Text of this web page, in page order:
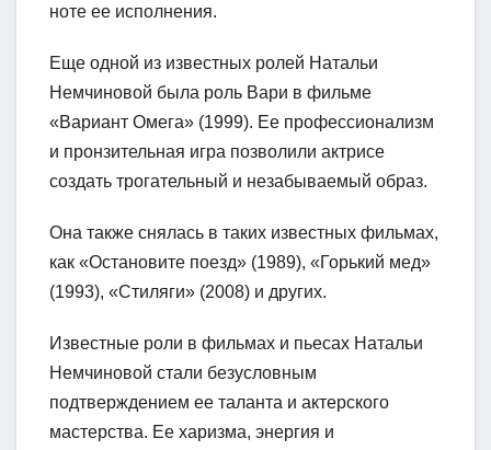
ноте ее исполнения.
Еще одной из известных ролей Натальи
Немчиновой была роль Вари в фильме
«Вариант Омега» (1999). Ее профессионализм
и пронзительная игра позволили актрисе
создать трогательный и незабываемый образ.
Она также снялась в таких известных фильмах,
как «Остановите поезд» (1989), «Горький мед»
(1993), «Стиляги» (2008) и других.
Известные роли в фильмах и пьесах Натальи
Немчиновой стали безусловным
подтверждением ее таланта и актерского
мастерства. Ее харизма, энергия и